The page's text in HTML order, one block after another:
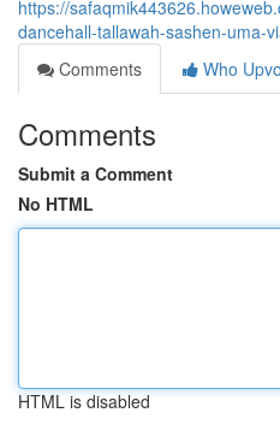
https://
dancehall-tallawah-sashen-uma-
Comments
Who
Comments
Submit a Comment
No HTML
HTML is disabled